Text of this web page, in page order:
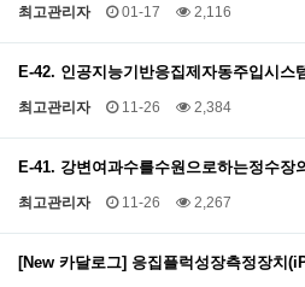
최고관리자 01-17 2,116
E-42. 인공지능기반응집제자동주입시
최고관리자 11-26 2,384
E-41. 강변여과수를수원으로하는정수
최고관리자 11-26 2,267
[New 카달로그] 응집플럭성장측정장치